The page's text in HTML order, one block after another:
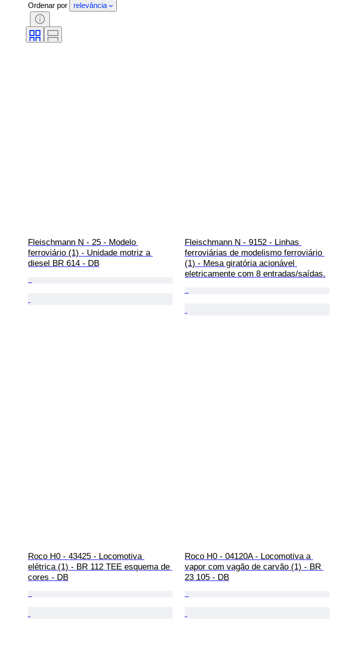
Ordenar por relevância
Fleischmann N - 25 - Modelo
ferroviário (1) - Unidade motriz a
diesel BR 614 - DB
Fleischmann N - 9152 - Linhas
ferroviárias de modelismo ferroviário
(1) - Mesa giratória acionável
eletricamente com 8 entradas/saídas.
Roco H0 - 43425 - Locomotiva
elétrica (1) - BR 112 TEE esquema de
cores - DB
Roco H0 - 04120A - Locomotiva a
vapor com vagão de carvão (1) - BR
23 105 - DB